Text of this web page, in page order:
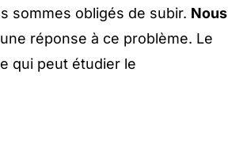
sommes obligés de subir. Nous
réponse à ce problème. Le
qui peut étudier le